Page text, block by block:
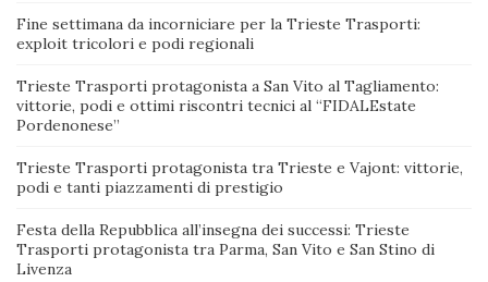
Fine settimana da incorniciare per la Trieste Trasporti:
exploit tricolori e podi regionali
Trieste Trasporti protagonista a San Vito al Tagliamento:
vittorie, podi e ottimi riscontri tecnici al “FIDALEstate
Pordenonese”
Trieste Trasporti protagonista tra Trieste e Vajont: vittorie,
podi e tanti piazzamenti di prestigio
Festa della Repubblica all’insegna dei successi: Trieste
Trasporti protagonista tra Parma, San Vito e San Stino di
Livenza